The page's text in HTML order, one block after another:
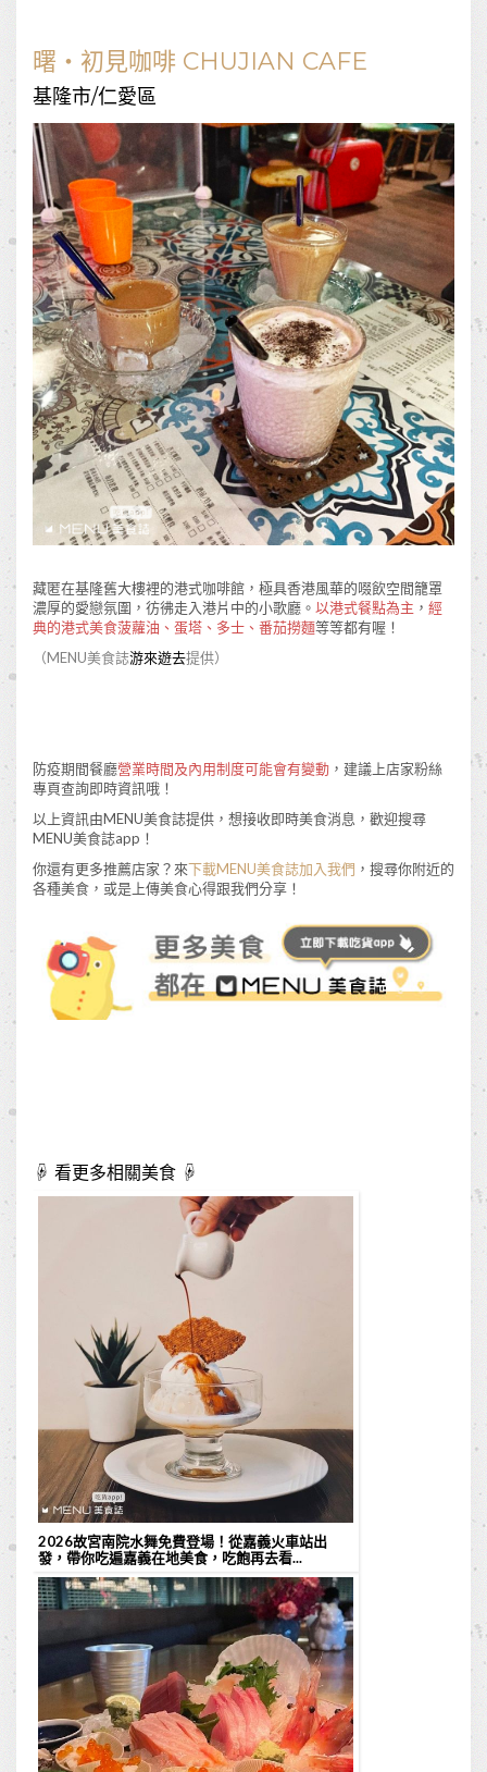
曙‧初見咖啡 CHUJIAN CAFE
基隆市/仁愛區
藏匿在基隆舊大樓裡的港式咖啡館，極具香港風華的啜飲空間籠罩
濃厚的愛戀氛圍，彷彿走入港片中的小歌廳。 以港式餐點為主 ， 經
典的港式美食菠蘿油、蛋塔、多士、番茄撈麵等等都有喔！
（MENU美食誌游來遊去提供）
防疫期間餐廳營業時間及內用制度可能會有變動 ，建議上店家粉絲
專頁查詢即時資訊哦！
以上資訊由MENU美食誌提供，想接收即時美食消息，歡迎搜尋
MENU美食誌app！
你還有更多推薦店家？來下載MENU美食誌加入我們 ，搜尋你附近的
各種美食，或是上傳美食心得跟我們分享！
☟ 看更多相關美食 ☟
2026故宮南院水舞免費登場！從嘉義火車站出
發，帶你吃遍嘉義在地美食，吃飽再去看...